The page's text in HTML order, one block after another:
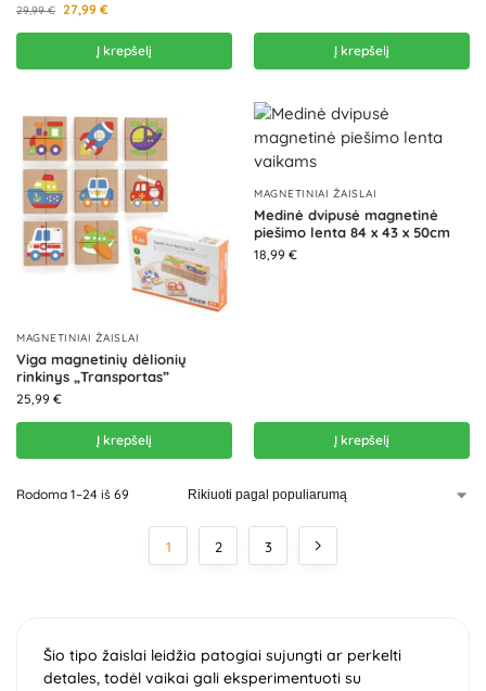
29,99€ 27,99 €
Į krepšelį Į krepšelį
MAGNETINIAI ŽAISLAI
Viga magnetinių dėlionių
rinkinys „Transportas”
25,99 €
Į krepšelį
MAGNETINIAI ŽAISLAI
Medinė dvipusė magnetinė
piešimo lenta 84 x 43 x 50cm
18,99 €
Į krepšelį
Rodoma 1–24 iš 69
1 2 3
Šio tipo žaislai leidžia patogiai sujungti ar perkelti
detales, todėl vaikai gali eksperimentuoti su